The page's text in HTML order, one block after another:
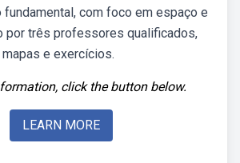
fundamental, com foco em espaço e
por três professores qualificados,
e exercícios.
click the button below.
LEARN MORE